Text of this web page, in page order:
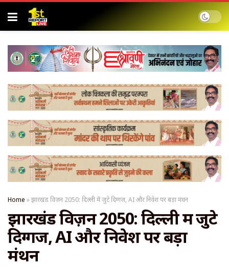
Home »झारखंड विज़न 2050: दिल्ली में जुटे दिग्गज, AI और निवेश पर बड़ा मंथन
झारखंड विज़न 2050: दिल्ली में जुटे
दिग्गज, AI और निवेश पर बड़ा
मंथन